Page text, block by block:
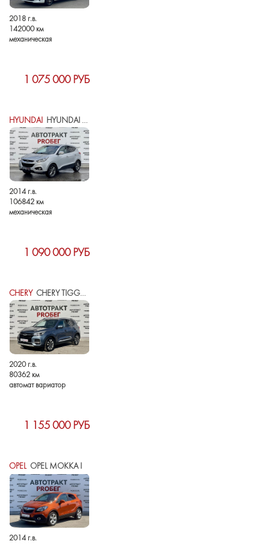
2018 г.в.
142000 км
механическая
1 075 000 РУБ
HYUNDAI HYUNDAI IX35 I РЕСТАЙЛИНГ
2014 г.в.
106842 км
механическая
1 090 000 РУБ
CHERY CHERY TIGGO 4 I РЕСТАЙЛИНГ
2020 г.в.
80362 км
автомат вариатор
1 155 000 РУБ
OPEL OPEL MOKKA I
2014 г.в.